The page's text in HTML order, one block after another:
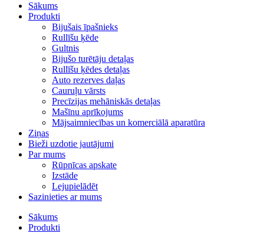
Sākums
Produkti
Bijušais īpašnieks
Rullīšu ķēde
Gultnis
Bijušo turētāju detaļas
Rullīšu ķēdes detaļas
Auto rezerves daļas
Cauruļu vārsts
Precīzijas mehāniskās detaļas
Mašīnu aprīkojums
Mājsaimniecības un komerciālā aparatūra
Ziņas
Bieži uzdotie jautājumi
Par mums
Rūpnīcas apskate
Izstāde
Lejupielādēt
Sazinieties ar mums
Sākums
Produkti